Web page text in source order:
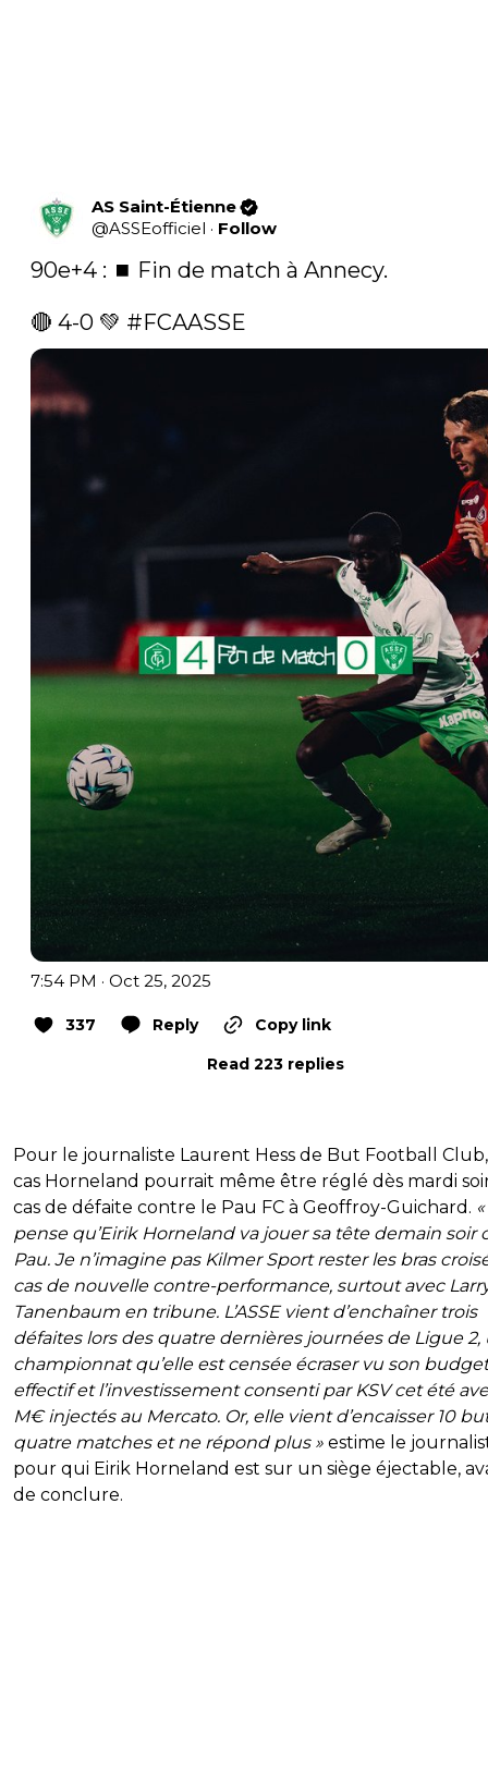
AS Saint-Étienne
@ASSEofficiel · Follow
90e+4 : ⏹️ Fin de match à Annecy.
🔴 4-0 💚 #FCAASSE
7:54 PM · Oct 25, 2025
337 Reply
Copy link
Read 223 replies
Pour le journaliste Laurent Hess de But Football
cas Horneland pourrait même être réglé dès mardi
cas de défaite contre le Pau FC à Geoffroy-Guichard.
pense qu’Eirik Horneland va jouer sa tête demain soir
Pau. Je n’imagine pas Kilmer Sport rester les bras
cas de nouvelle contre-performance, surtout avec
Tanenbaum en tribune. L’ASSE vient d’enchaîner trois
défaites lors des quatre dernières journées de Ligue 2,
championnat qu’elle est censée écraser vu son
effectif et l’investissement consenti par KSV cet été
M€ injectés au Mercato. Or, elle vient d’encaisser 10
quatre matches et ne répond plus » estime le
pour qui Eirik Horneland est sur un siège éjectable,
de conclure.